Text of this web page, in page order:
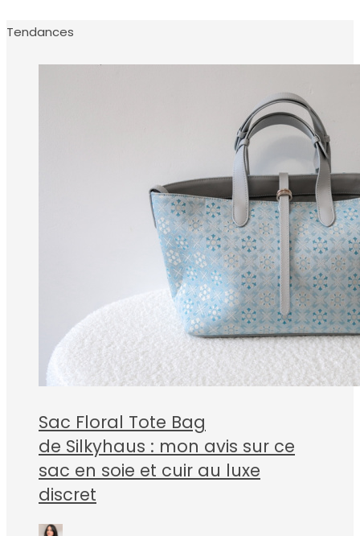
Tendances
Sac Floral Tote Bag
de Silkyhaus : mon avis sur ce
sac en soie et cuir au luxe
discret